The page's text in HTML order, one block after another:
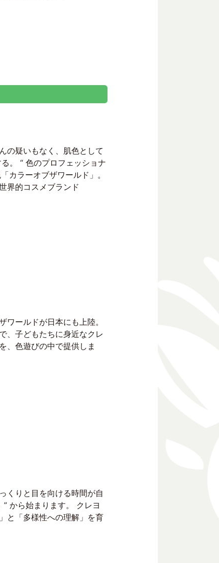
の疑いもなく、肌色として
。 “ 色のプロフェッショナ
カラーオブザワールド」。
界的コスメブランド
ールドが日本にも上陸。
、子どもたちに身近なクレ
、色遊びの中で提供しま
くりと目を向ける時間が自
から始まります。 クレヨ
と「多様性への理解」を育